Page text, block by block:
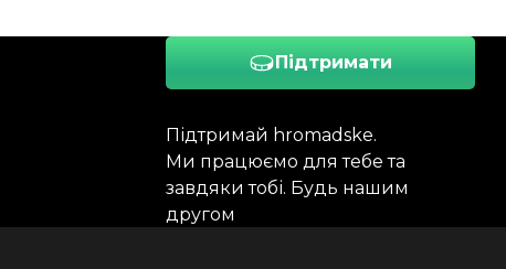
Підтримати
Підтримай hromadske.
Ми працюємо для тебе та
завдяки тобі. Будь нашим
другом